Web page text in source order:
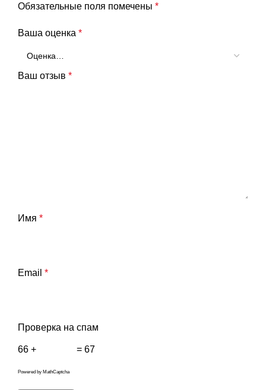
Обязательные поля помечены *
Ваша оценка *
Ваш отзыв *
Имя *
Email *
Проверка на спам
66 + = 67
Powered by MathCaptcha